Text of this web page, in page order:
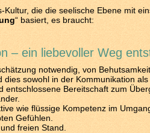
Kultur, die die seelische Ebene mit
“ basiert, es braucht:
– ein liebevoller Weg
notwendig, von
sowohl in der Kommunikation als
entschlossene Bereitschaft zum
wie flüssige Kompetenz im
Gefühlen.
freien Stand.